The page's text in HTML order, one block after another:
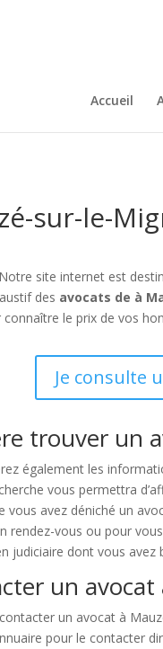
Accueil
sur-le-
site internet est
des avocats de à
le prix de vos
Je consulte
trouver un
également les
vous permettra
vous avez déniché un
rendez-vous ou pour
judiciaire dont vous avez
un avocat
un avocat à
pour le contacter